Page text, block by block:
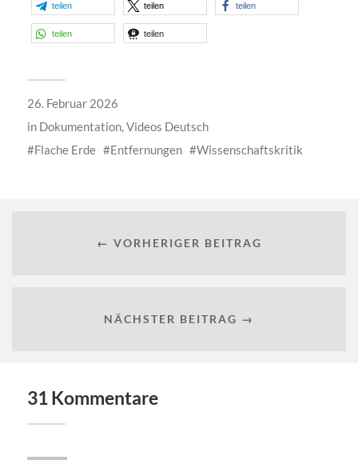
teilen teilen teilen
teilen teilen
26. Februar 2026
in Dokumentation,Videos Deutsch
Flache Erde
Entfernungen Wissenschaftskritik
← VORHERIGER BEITRAG
NÄCHSTER BEITRAG →
31 Kommentare